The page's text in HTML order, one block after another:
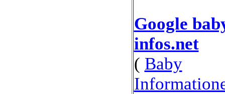
Google
infos.net
( Baby